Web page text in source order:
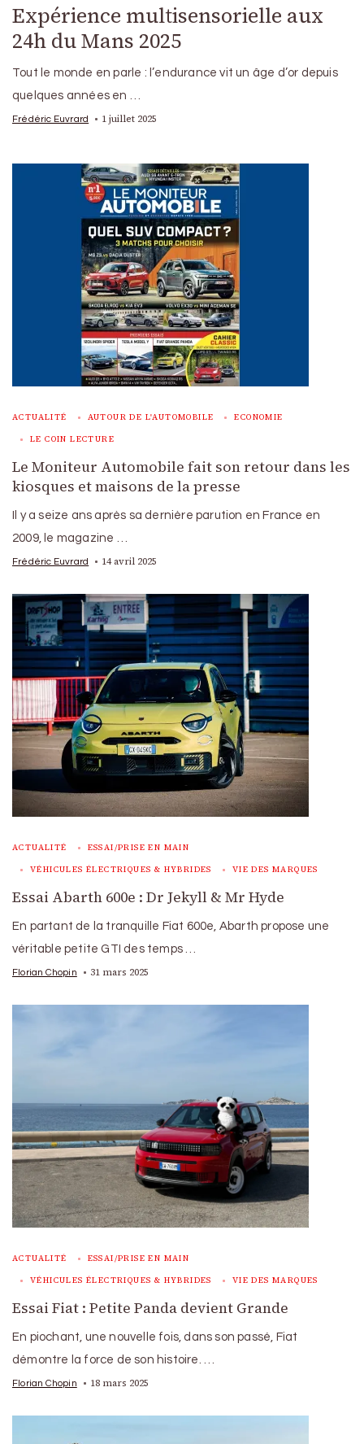
Expérience multisensorielle aux
24h du Mans 2025
Tout le monde en parle : l’endurance vit un âge d’or depuis
quelques années en …
Frédéric Euvrard 1 juillet 2025
ACTUALITÉ AUTOUR DE L'AUTOMOBILE ECONOMIE
LE COIN LECTURE
Le Moniteur Automobile fait son retour dans les
kiosques et maisons de la presse
Il y a seize ans après sa dernière parution en France en
2009, le magazine …
Frédéric Euvrard 14 avril 2025
ACTUALITÉ ESSAI/PRISE EN MAIN
VÉHICULES ÉLECTRIQUES & HYBRIDES VIE DES MARQUES
Essai Abarth 600e : Dr Jekyll & Mr Hyde
En partant de la tranquille Fiat 600e, Abarth propose une
véritable petite GTI des temps …
Florian Chopin 31 mars 2025
ACTUALITÉ ESSAI/PRISE EN MAIN
VÉHICULES ÉLECTRIQUES & HYBRIDES VIE DES MARQUES
Essai Fiat : Petite Panda devient Grande
En piochant, une nouvelle fois, dans son passé, Fiat
démontre la force de son histoire. …
Florian Chopin 18 mars 2025